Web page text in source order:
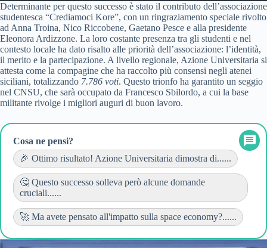
Determinante per questo successo è stato il contributo dell’associazione
studentesca “Crediamoci Kore”, con un ringraziamento speciale rivolto
ad Anna Troina, Nico Riccobene, Gaetano Pesce e alla presidente
Eleonora Ardizzone. La loro costante presenza tra gli studenti e nel
contesto locale ha dato risalto alle priorità dell’associazione: l’identità,
il merito e la partecipazione. A livello regionale, Azione Universitaria si
attesta come la compagine che ha raccolto più consensi negli atenei
siciliani, totalizzando 7.786 voti. Questo trionfo ha garantito un seggio
nel CNSU, che sarà occupato da Francesco Sbilordo, a cui la base
militante rivolge i migliori auguri di buon lavoro.
Cosa ne pensi?
🎉 Ottimo risultato! Azione Universitaria dimostra di......
🤔 Questo successo solleva però alcune domande
cruciali......
🚀 Ma avete pensato all'impatto sulla space economy?......